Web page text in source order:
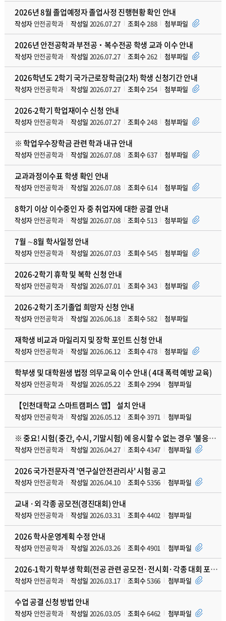
2026년 8월 졸업예정자 졸업사정 진행현황 확인 안내
작성자안전공학과 작성일 2026.07.27 조회수288 첨부파일
2026년 안전공학과 부전공‧복수전공 학생 교과 이수 안내
작성자안전공학과 작성일 2026.07.27 조회수262 첨부파일
2026학년도 2학기 국가근로장학금(2차) 학생 신청기간 안내
작성자안전공학과 작성일 2026.07.27 조회수254 첨부파일
2026-2학기 학업재이수 신청 안내
작성자안전공학과 작성일 2026.07.27 조회수248 첨부파일
※ 학업우수장학금 관련 학과 내규 안내
작성자안전공학과 작성일 2026.07.08 조회수637 첨부파일
교과과정이수표 학생 확인 안내
작성자안전공학과 작성일 2026.07.08 조회수614 첨부파일
8학기 이상 이수중인 자 중 취업자에 대한 공결 안내
작성자안전공학과 작성일 2026.07.08 조회수513 첨부파일
7월 ∼8월 학사일정 안내
작성자안전공학과 작성일 2026.07.03 조회수545 첨부파일
2026-2학기 휴학 및 복학 신청 안내
작성자안전공학과 작성일 2026.07.01 조회수343 첨부파일
2026-2학기 조기졸업 희망자 신청 안내
작성자안전공학과 작성일 2026.06.18 조회수582 첨부파일
재학생 비교과 마일리지 및 장학 포인트 신청 안내
작성자안전공학과 작성일 2026.06.12 조회수478 첨부파일
학부생 및 대학원생 법정 의무교육 이수 안내 ( 4대 폭력 예방 교육)
작성자안전공학과 작성일 2026.05.22 조회수2994 첨부파일
【인천대학교 스마트캠퍼스 앱】 설치 안내
작성자안전공학과 작성일 2026.05.12 조회수3971 첨부파일
※ 중요! 시험( 중간, 수시, 기말시험) 에 응시할 수 없는 경우 '불응시 신고서' 제출 안내
작성자안전공학과 작성일 2026.04.27 조회수4347 첨부파일
2026 국가전문자격 '연구실안전관리사' 시험 공고
작성자안전공학과 작성일 2026.04.10 조회수5356 첨부파일
교내 ·외 각종 공모전(경진대회) 안내
작성자안전공학과 작성일 2026.03.31 조회수4402 첨부파일
2026 학사운영계획 수정 안내
작성자안전공학과 작성일 2026.03.26 조회수4901 첨부파일
2026-1학기 학부생 학회(전공 관련 공모전·전시회·각종 대회 포함)발표 지원 프로그램 안내
작성자안전공학과 작성일 2026.03.17 조회수5366 첨부파일
수업 공결 신청 방법 안내
작성자안전공학과 작성일 2026.03.05 조회수6462 첨부파일